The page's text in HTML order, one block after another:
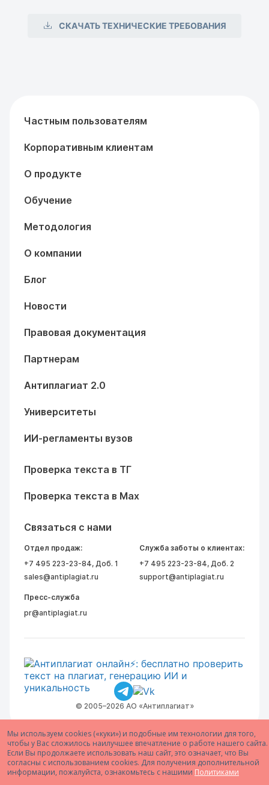
Мы используем cookies («куки») и подобные им технологии для того,
чтобы у Вас сложилось наилучшее впечатление о работе нашего сайта.
Если Вы продолжаете использовать наш сайт, это означает, что Вы
согласны с использованием cookies. Для получения дополнительной
информации, пожалуйста, ознакомьтесь с нашими Политиками
СКАЧАТЬ ТЕХНИЧЕСКИЕ ТРЕБОВАНИЯ
Частным пользователям
Корпоративным клиентам
О продукте
Обучение
Методология
О компании
Блог
Новости
Правовая документация
Партнерам
Антиплагиат 2.0
Университеты
ИИ-регламенты вузов
Проверка текста в ТГ
Проверка текста в Max
Связаться с нами
Отдел продаж:
+7 495 223-23-84, Доб. 1
sales@antiplagiat.ru
Служба заботы о клиентах:
+7 495 223-23-84, Доб. 2
support@antiplagiat.ru
Пресс-служба
pr@antiplagiat.ru
© 2005–2026 АО «Антиплагиат»